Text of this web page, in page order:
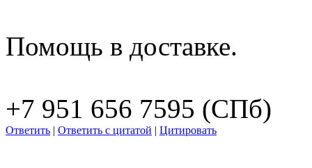
Помощь в доставке.
+7 951 656 7595 (СПб)
Ответить | Ответить с цитатой | Цитировать